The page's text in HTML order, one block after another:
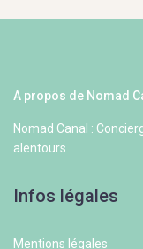
A propos de Nomad
Nomad Canal :
alentours
Infos légales
Mentions légales